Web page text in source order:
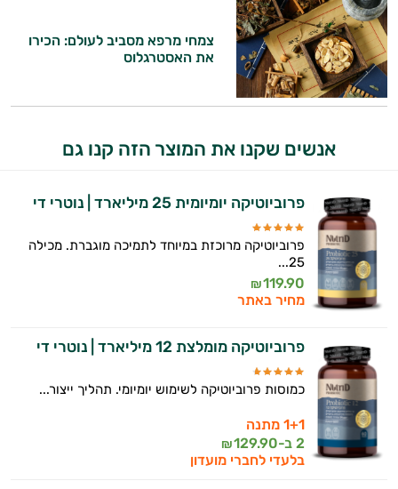
צמחי מרפא מסביב לעולם: הכירו
את האסטרגלוס
אנשים שקנו את המוצר הזה קנו גם
פרוביוטיקה יומיומית 25 מיליארד | נוטרי די
פרוביוטיקה מרוכזת במיוחד לתמיכה מוגברת. מכילה
25...
119.90
₪
מחיר באתר
פרוביוטיקה מומלצת 12 מיליארד | נוטרי די
כמוסות פרוביוטיקה לשימוש יומיומי. תהליך ייצור...
1+1 מתנה
2 ב-
129.90
₪
בלעדי לחברי מועדון
התזונה ומוצרי הבריאות המדויקים למטרות
ולמצב הגופני שלך, ולהסביר לך אילו רכיבים
עובדים יחד כדי למקסם תוצאות גם בחיי היום
יום וגם בתחום הכושר והספורט.